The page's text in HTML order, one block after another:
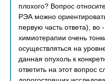
плохого? Вопрос
РЭА можно
первую часть ответа), во
химиотерапии очень
осуществляться на
данная опухоль к
ответить на этот вопрос